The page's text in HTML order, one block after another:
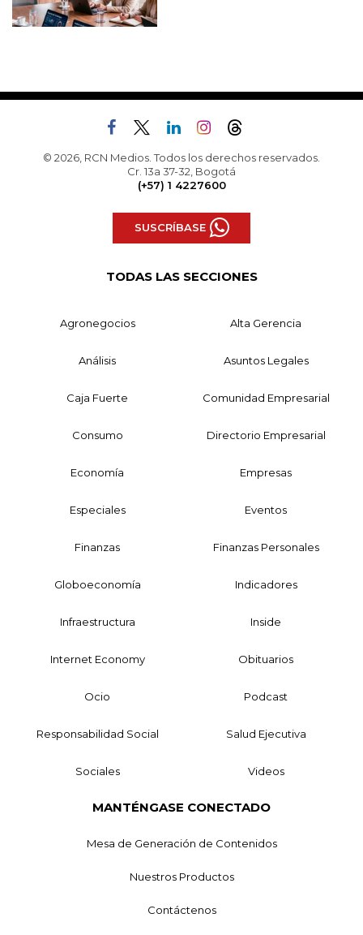
© 2026, RCN Medios. Todos los derechos reservados.
Cr. 13a 37-32, Bogotá
(+57) 1 4227600
SUSCRÍBASE
TODAS LAS SECCIONES
Agronegocios Alta Gerencia
Análisis Asuntos Legales
Caja Fuerte Comunidad Empresarial
Consumo Directorio Empresarial
Economía Empresas
Especiales Eventos
Finanzas Finanzas Personales
Globoeconomía Indicadores
Infraestructura Inside
Internet Economy Obituarios
Ocio Podcast
Responsabilidad Social Salud Ejecutiva
Sociales Videos
MANTÉNGASE CONECTADO
Mesa de Generación de Contenidos
Nuestros Productos
Contáctenos